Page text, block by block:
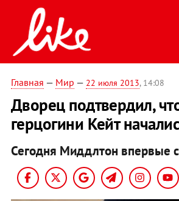
Главная — Мир — 22 июля 2013, 14:08
Дворец подтвердил,
герцогини Кейт
Сегодня Миддлтон впервые